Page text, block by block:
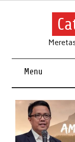
Skip
Menu